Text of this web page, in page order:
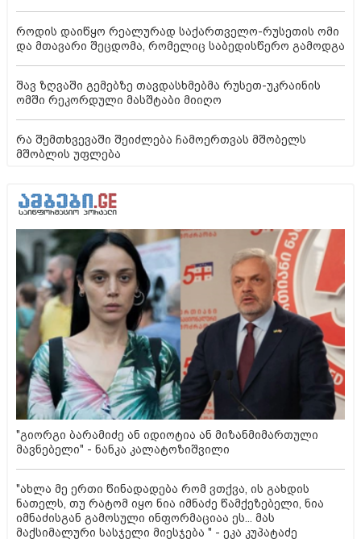
როდის დაიწყო რეალურად საქართველო-რუსეთის ომი
და მთავარი შეცდომა, რომელიც საბედისწერო გამოდგა
შავ ზღვაში გემებზე თავდასხმებმა რუსეთ-უკრაინის
ომში რეკორდული მასშტაბი მიიღო
რა შემთხვევაში შეიძლება ჩამოერთვას მშობელს
მშობლის უფლება
"გიორგი ბარამიძე ან იდიოტია ან მიზანმიმართული
მავნებელი" - ნანკა კალატოზიშვილი
"ახლა მე ერთი წინადადება რომ ვთქვა, ის გახდის
ნათელს, თუ რატომ იყო ნია იმნაძე წამქეზებელი, ნია
იმნაძისგან გამოსული ინფორმაციაა ეს... მას
მაქსიმალური სასჯელი მიესჯება " - ეკა კუპატაძე